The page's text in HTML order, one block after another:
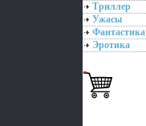
Триллер
Ужасы
Фантастика
Эротика